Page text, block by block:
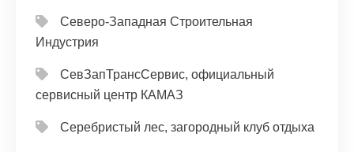
Северо-Западная Строительная
Индустрия
СевЗапТрансСервис, официальный
сервисный центр КАМАЗ
Серебристый лес, загородный клуб отдыха